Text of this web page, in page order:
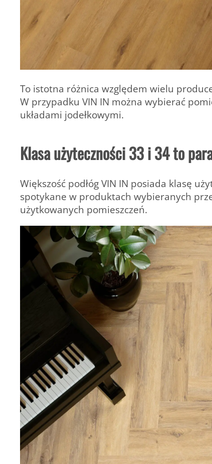
To istotna różnica względem wielu
W przypadku VIN IN można wybierać
układami jodełkowymi.
Klasa użyteczności 33 i 34 to
Większość podłóg VIN IN posiada klasę
spotykane w produktach wybieranych
użytkowanych pomieszczeń.